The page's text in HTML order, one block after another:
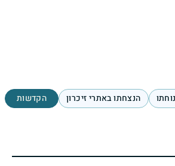
הנצחתו באתרי זיכרון הקדשות